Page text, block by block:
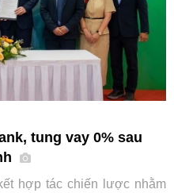
tung vay 0% sau
hợp tác chiến lược nhằm